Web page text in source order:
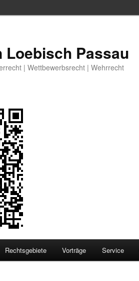
Loebisch Passau
| Wettbewerbsrecht | Wehrrecht
Rechtsgebiete Vorträge Service